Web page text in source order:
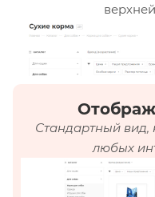
Стандартный вид,
любых